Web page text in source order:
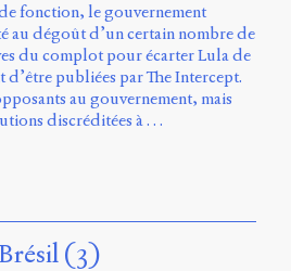
fonction, le gouvernement
au dégoût d’un certain nombre de
du complot pour écarter Lula de
publiées par The Intercept.
au gouvernement, mais
discréditées à …
(3)